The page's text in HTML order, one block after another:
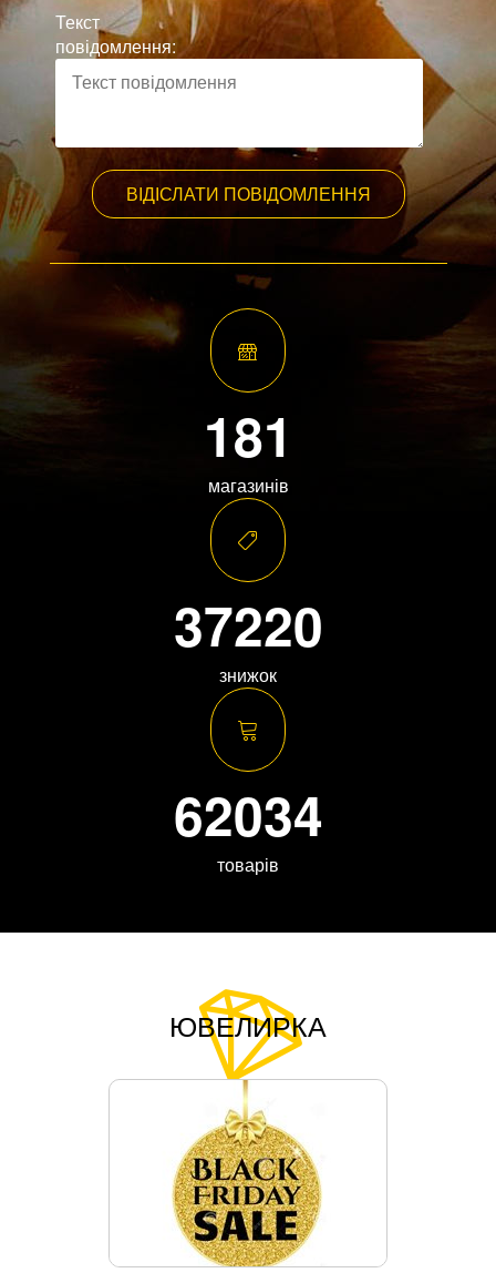
Текст
повідомлення:
ВІДІСЛАТИ ПОВІДОМЛЕННЯ
181
магазинів
37220
знижок
62034
товарів
ЮВЕЛИРКА